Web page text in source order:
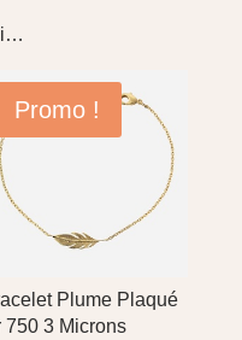
Promo !
Plume Plaqué
750 3 Microns